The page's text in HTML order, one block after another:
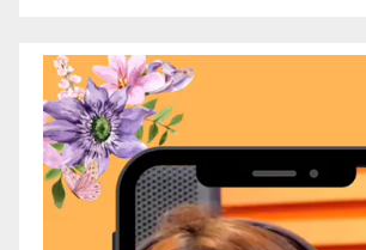
Video
Player